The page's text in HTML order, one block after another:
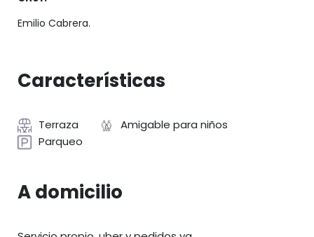
Emilio Cabrera.
Características
Terraza
Amigable para niños
Parqueo
A domicilio